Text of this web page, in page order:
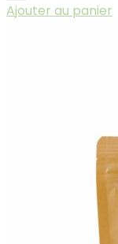
Ajouter au panier